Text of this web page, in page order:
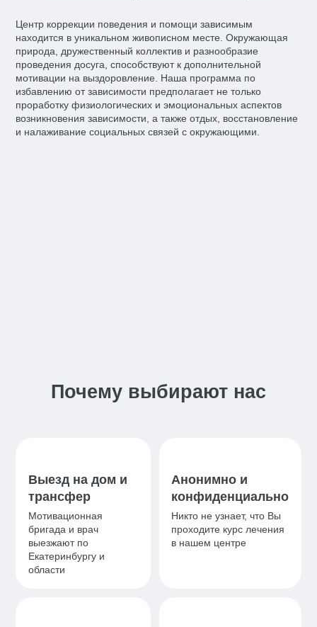
Центр коррекции поведения и помощи зависимым
находится в уникальном живописном месте. Окружающая
природа, дружественный коллектив и разнообразие
проведения досуга, способствуют к дополнительной
мотивации на выздоровление. Наша программа по
избавлению от зависимости предполагает не только
проработку физиологических и эмоциональных аспектов
возникновения зависимости, а также отдых, восстановление
и налаживание социальных связей с окружающими.
Почему выбирают нас
Выезд на дом и
трансфер
Мотивационная
бригада и врач
выезжают по
Екатеринбургу и
области
Анонимно и
конфиденциально
Никто не узнает, что Вы
проходите курс лечения
в нашем центре